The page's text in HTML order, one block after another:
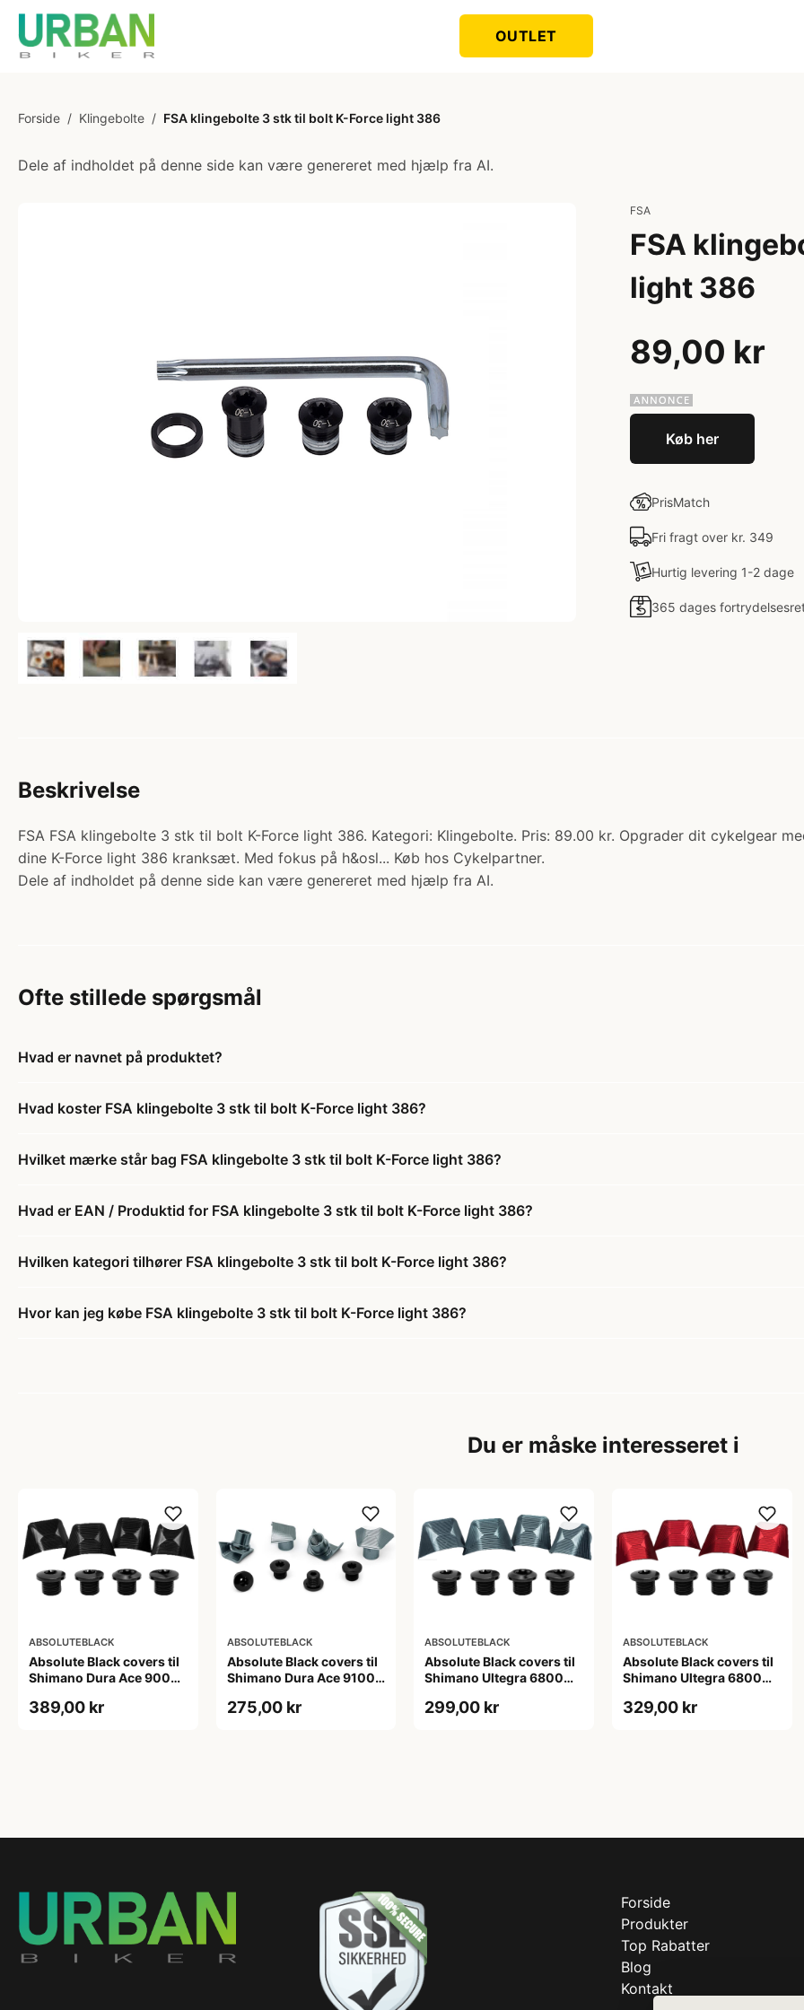
OUTLET
Forside / Klingebolte / FSA klingebolte 3 stk til bolt K-Force light 386
Dele af indholdet på denne side kan være genereret med hjælp fra AI.
FSA
FSA
light 386
89,00 kr
Køb her
PrisMatch
Fri fragt over kr. 349
Hurtig levering 1-2 dage
365 dages
Beskrivelse
FSA FSA klingebolte 3 stk til bolt K-Force light 386. Kategori: Klingebolte. Pris: 89.00 kr. Opgrader dit cykelgear
dine K-Force light 386 kranksæt. Med fokus på h&osl... Køb hos Cykelpartner.
Dele af indholdet på denne side kan være genereret med hjælp fra AI.
Ofte stillede spørgsmål
Hvad er navnet på produktet?
Hvad koster FSA klingebolte 3 stk til bolt K-Force light 386?
Hvilket mærke står bag FSA klingebolte 3 stk til bolt K-Force light 386?
Hvad er EAN / Produktid for FSA klingebolte 3 stk til bolt K-Force light 386?
Hvilken kategori tilhører FSA klingebolte 3 stk til bolt K-Force light 386?
Hvor kan jeg købe FSA klingebolte 3 stk til bolt K-Force light 386?
Du er måske interesseret i
ABSOLUTEBLACK
Absolute Black covers til
Shimano Dura Ace 9000
389,00 kr
ABSOLUTEBLACK
Absolute Black covers til
Shimano Dura Ace 9100
275,00 kr
ABSOLUTEBLACK
Absolute Black covers til
Shimano Ultegra 6800
299,00 kr
ABSOLUTEBLACK
Absolute Black covers til
Shimano Ultegra 6800
329,00 kr
Forside
Produkter
Top Rabatter
Blog
Kontakt